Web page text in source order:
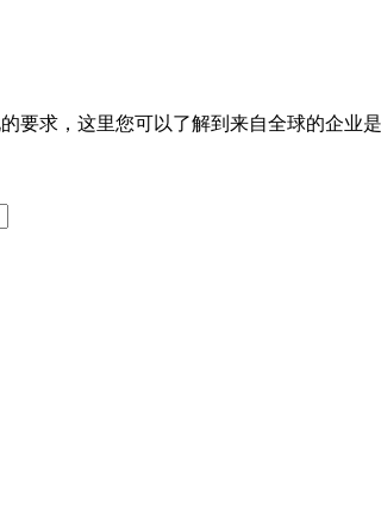
要求，这里您可以了解到来自全球的企业是